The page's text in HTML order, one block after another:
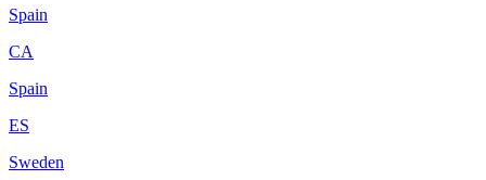
Spain
CA
Spain
ES
Sweden